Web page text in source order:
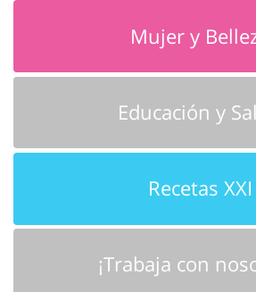
Mujer y
Educación y
Recetas XXI
¡Trabaja con